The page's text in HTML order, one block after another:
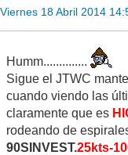
Viernes 18 Abril 2014
Humm..............
Sigue el JTWC
cuando viendo las
claramente que es
rodeando de
90SINVEST.25kts-